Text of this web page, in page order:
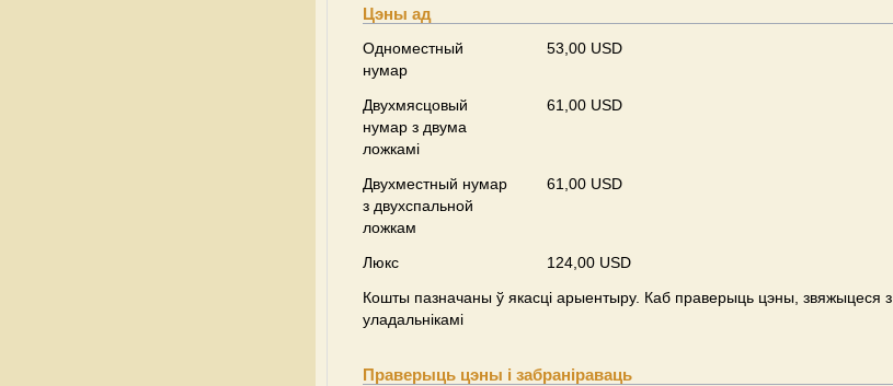
Цэны ад
Одноместный
нумар
53,00 USD
Двухмясцовый
нумар з двума
ложкамі
61,00 USD
Двухместный нумар
з двухспальной
ложкам
61,00 USD
Люкс
124,00 USD
Кошты пазначаны ў якасці арыентыру. Каб праверыць цэны, звяжыцеся з
уладальнікамі
Праверыць цэны і забраніраваць